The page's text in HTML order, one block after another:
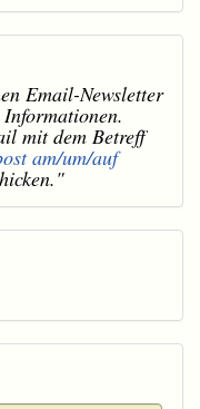
Email-Newsletter
mit dem Betreff
am/um/auf